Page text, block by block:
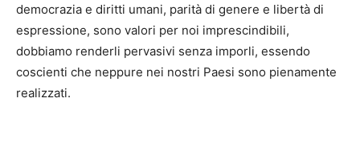
democrazia e diritti umani, parità di genere e libertà di
espressione, sono valori per noi imprescindibili,
dobbiamo renderli pervasivi senza imporli, essendo
coscienti che neppure nei nostri Paesi sono pienamente
realizzati.